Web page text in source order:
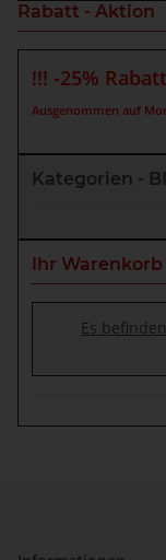
Rabatt - Aktion
!!! -25%
Ausgenommen auf
Kategorien -
Ihr Warenkorb
Es